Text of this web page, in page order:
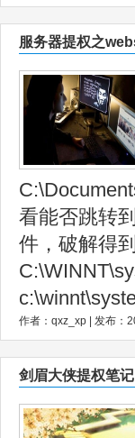
服务器提权之
看能否跳转
件，破解得
作者：qxz_xp | 发布：
剑眉大侠提权笔记